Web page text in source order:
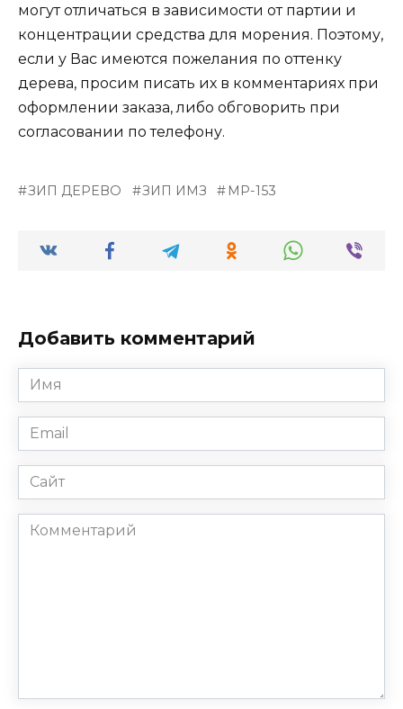
могут отличаться в зависимости от партии и
концентрации средства для морения. Поэтому,
если у Вас имеются пожелания по оттенку
дерева, просим писать их в комментариях при
оформлении заказа, либо обговорить при
согласовании по телефону.
ЗИП ДЕРЕВО ЗИП ИМЗ МР-153
Добавить комментарий
Имя
*
Email
*
Сайт
Комментарий